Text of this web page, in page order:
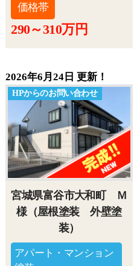
価格帯
290～310万円
2026年6月24日 更新！
HPからのお問い合わせ
宮城県富谷市大和町 Ｍ
様（屋根塗装 外壁塗
装）
アパート・マンション